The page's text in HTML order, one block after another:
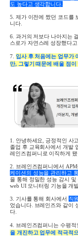
도 높다고 생각합니다
5. 제가 이전에 짰던 코드를
니다.
6. 과거의 저보다 나아지는
스로가 자연스레 성장했다
7. 입사 후 처음에는 업무가
만, 그렇기 때문에 배울 점
1. 안녕하세요 ,긍정적인 사
졸업 후 교육회사에서 개발
레인즈컴퍼니로 이직하게
2. 브레인즈컴퍼니에서 APM
케이션의 성능을 관리하고
을 통해 정밀한 성능 감시
web UI 모니터링 기능을 개
3. 기사를 통해 회사에서 직
었습니다.
브레인즈와 같이
다
4. 브레인즈컴퍼니는 수평
을 개진하고 업무에 적극적